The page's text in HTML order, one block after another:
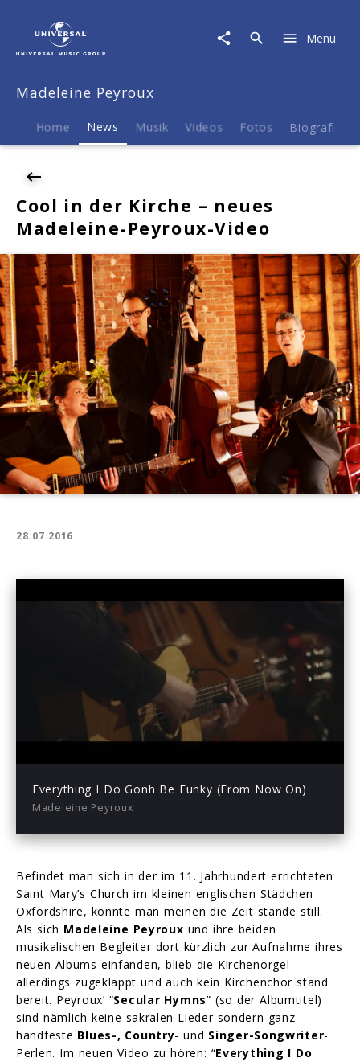
News
Cool
Kirche
neues
Peyroux-
Video
Menu
Madeleine Peyroux
Home News Musik Videos Fotos Biografie
Cool in der Kirche – neues
Madeleine-Peyroux-Video
28.07.2016
Play Mute
Enter
Play
Everything I Do Gonh Be Funky (From Now On)
Madeleine Peyroux
Befindet man sich in der im 11. Jahrhundert errichteten
Saint Mary’s Church im kleinen englischen Städchen
Oxfordshire, könnte man meinen die Zeit stände still.
Als sich Madeleine Peyroux und ihre beiden
musikalischen Begleiter dort kürzlich zur Aufnahme ihres
neuen Albums einfanden, blieb die Kirchenorgel
allerdings zugeklappt und auch kein Kirchenchor stand
bereit. Peyroux’ “Secular Hymns” (so der Albumtitel)
sind nämlich keine sakralen Lieder sondern ganz
handfeste Blues-, Country- und Singer-Songwriter-
Perlen. Im neuen Video zu hören: “Everything I Do